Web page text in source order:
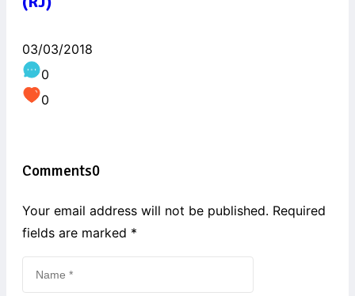
03/03/2018
0
0
Comments0
Your email address will not be published. Required
fields are marked *